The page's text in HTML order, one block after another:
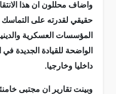
واضاف محللون ان هذا
حقيقي لقدرته على
المؤسسات العسكرية
الواضحة للقيادة الجديدة
داخليا وخارجيا.
وبينت تقارير ان مجتبى